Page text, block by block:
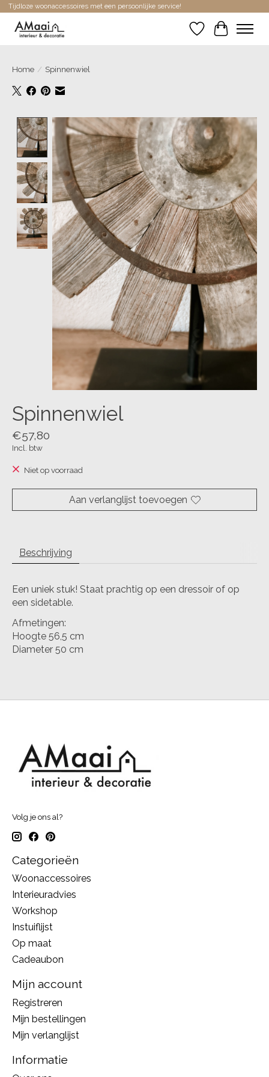
Tijdloze woonaccessoires met een persoonlijke service!
Verlanglijst
Home / Spinnenwiel
Product image slideshow Items
Spinnenwiel
€57,80
Incl. btw
Niet op voorraad
Aan verlanglijst toevoegen
Beschrijving
Een uniek stuk! Staat prachtig op een dressoir of op
een sidetable.
Afmetingen:
Hoogte 56,5 cm
Diameter 50 cm
Volg je ons al?
Categorieën
Woonaccessoires
Interieuradvies
Workshop
Instuiflijst
Op maat
Cadeaubon
Mijn account
Registreren
Mijn bestellingen
Mijn verlanglijst
Informatie